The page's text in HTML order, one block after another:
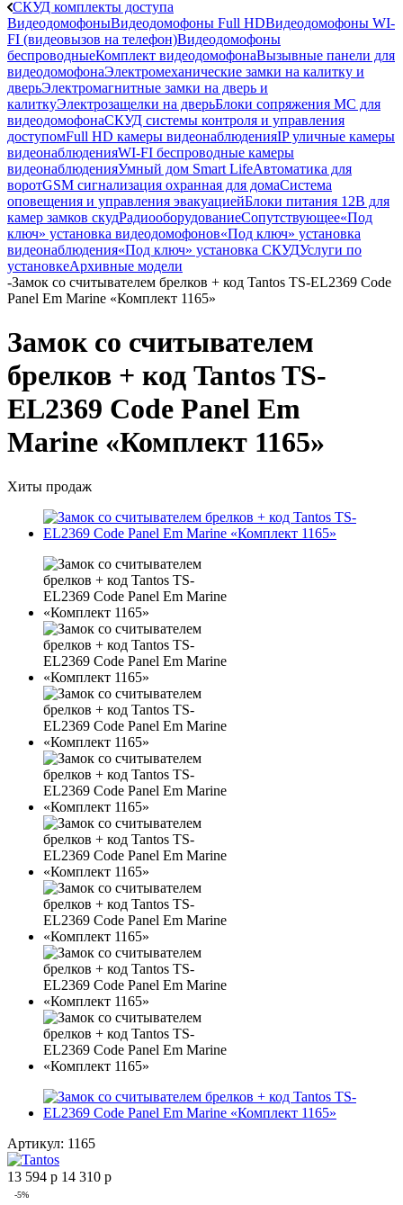
СКУД комплекты доступа
ВидеодомофоныВидеодомофоны Full HDВидеодомофоны WI-
FI (видеовызов на телефон)Видеодомофоны
беспроводныеКомплект видеодомофонаВызывные панели для
видеодомофонаЭлектромеханические замки на калитку и
дверьЭлектромагнитные замки на дверь и
калиткуЭлектрозащелки на дверьБлоки сопряжения МС для
видеодомофонаСКУД системы контроля и управления
доступомFull HD камеры видеонаблюденияIP уличные камеры
видеонаблюденияWI-FI беспроводные камеры
видеонаблюденияУмный дом Smart LifeАвтоматика для
воротGSM сигнализация охранная для домаCистема
оповещения и управления эвакуациейБлоки питания 12В для
камер замков скудРадиооборудованиеСопутствующее«Под
ключ» установка видеодомофонов«Под ключ» установка
видеонаблюдения«Под ключ» установка СКУДУслуги по
установкеАрхивные модели
-Замок со считывателем брелков + код Tantos TS-EL2369 Code
Panel Em Marine «Комплект 1165»
Замок со считывателем
брелков + код Tantos TS-
EL2369 Code Panel Em
Marine «Комплект 1165»
Хиты продаж
Артикул: 1165
13 594 р 14 310 р
-5%